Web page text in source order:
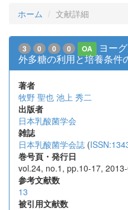
ホーム 文献詳細
3 0 0 0 OA
ヨー
外多糖の利用と培養条件
著者
牧野 聖也 池上 秀二
出版者
日本乳酸菌学会
雑誌
日本乳酸菌学会誌 (
巻号頁・発行日
vol.24, no.1, pp.10-17,
参考文献数
13
被引用文献数